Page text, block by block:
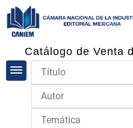
Catálogo de Venta